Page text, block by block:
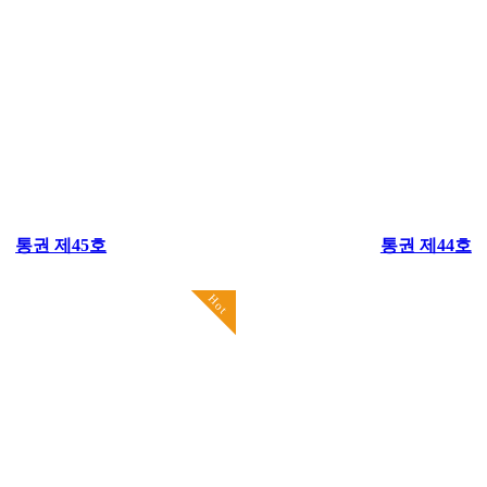
통권 제45호 통권 제44호
Hot